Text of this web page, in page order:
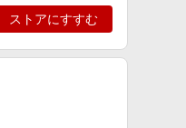
ストアにすすむ